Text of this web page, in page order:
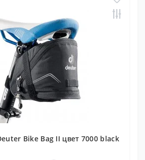
Bike Bag II цвет 7000 black